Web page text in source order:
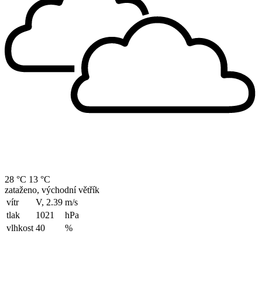
28 °C 13 °C
zataženo, východní větřík
vítr
V, 2.39 m/s
tlak
1021
hPa
vlhkost 40 %